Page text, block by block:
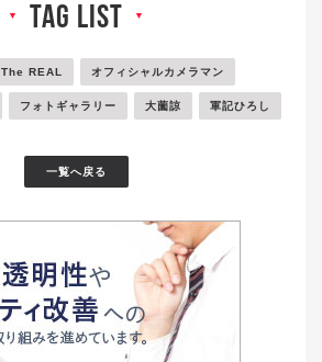
▼ tag list ▼
The REAL オフィシャルカメラマン
フォトギャラリー 大薗諒 軍記ひろし
一覧へ戻る